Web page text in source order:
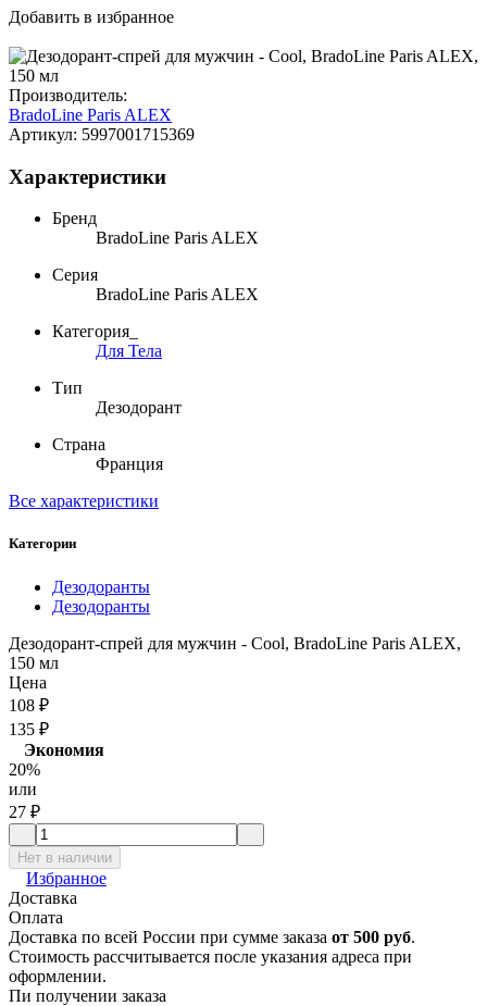
Добавить в избранное
Производитель:
BradoLine Paris ALEX
Артикул: 5997001715369
Характеристики
Бренд
BradoLine Paris ALEX
Серия
BradoLine Paris ALEX
Категория_
Для Тела
Тип
Дезодорант
Страна
Франция
Все характеристики
Категории
Дезодоранты
Дезодоранты
Дезодорант-спрей для мужчин - Cool, BradoLine Paris ALEX,
150 мл
Цена
108 ₽
135 ₽
Экономия
20%
или
27 ₽
Нет в наличии
Избранное
Доставка
Оплата
Доставка по всей России при сумме заказа от 500 руб.
Стоимость рассчитывается после указания адреса при
оформлении.
Пи получении заказа